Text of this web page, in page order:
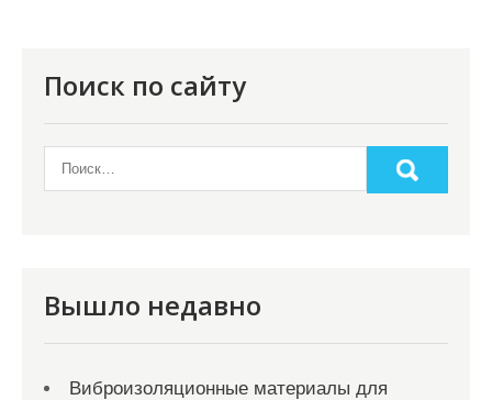
м
Поиск по сайту
Вышло недавно
Виброизоляционные материалы для